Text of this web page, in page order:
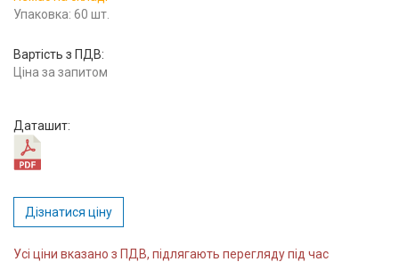
Доставка
Упаковка: 60 шт.
Вартість з ПДВ:
Ціна за запитом
Даташит:
Дізнатися ціну
Усі ціни вказано з ПДВ, підлягають перегляду під час